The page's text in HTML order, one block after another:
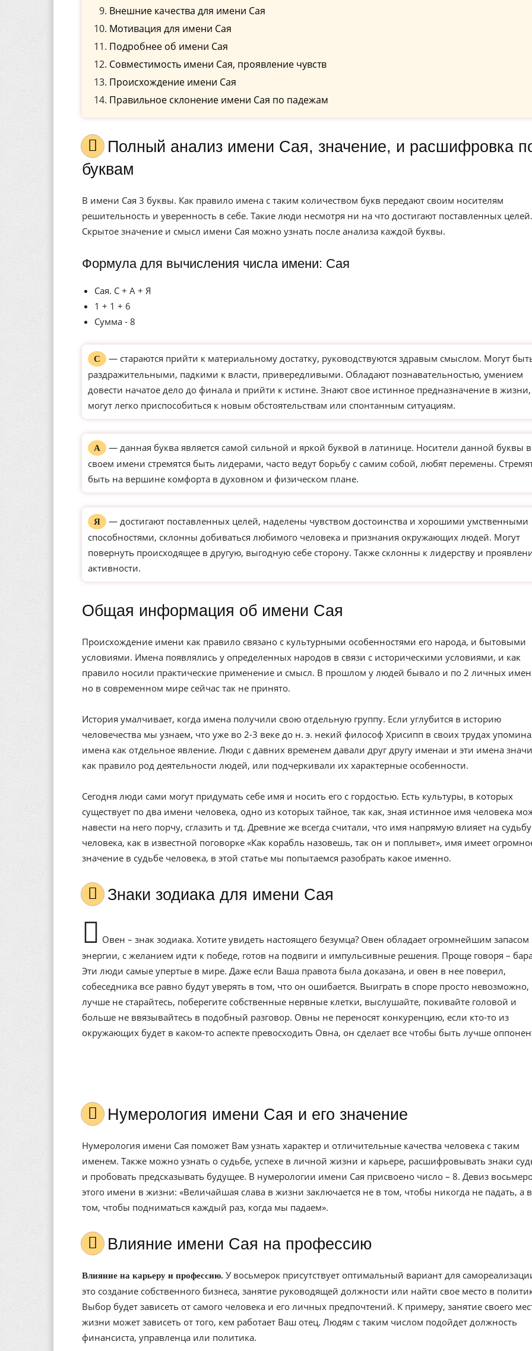
Внешние качества для имени Сая
Мотивация для имени Сая
Подробнее об имени Сая
Совместимость имени Сая, проявление чувств
Происхождение имени Сая
Правильное склонение имени Сая по падежам
Полный анализ имени Сая, значение, и расшифровка по
буквам
В имени Сая 3 буквы. Как правило имена с таким количеством букв передают своим носителям
решительность и уверенность в себе. Такие люди несмотря ни на что достигают поставленных целей.
Скрытое значение и смысл имени Сая можно узнать после анализа каждой буквы.
Формула для вычисления числа имени: Сая
Сая. С + А + Я
1 + 1 + 6
Сумма - 8
С
— стараются прийти к материальному достатку, руководствуются здравым смыслом. Могут
раздражительными, падкими к власти, привередливыми. Обладают познавательностью, умением
довести начатое дело до финала и прийти к истине. Знают свое истинное предназначение в жизни,
могут легко приспособиться к новым обстоятельствам или спонтанным ситуациям.
А
— данная буква является самой сильной и яркой буквой в латинице. Носители данной буквы в
своем имени стремятся быть лидерами, часто ведут борьбу с самим собой, любят перемены.
быть на вершине комфорта в духовном и физическом плане.
Я
— достигают поставленных целей, наделены чувством достоинства и хорошими умственными
способностями, склонны добиваться любимого человека и признания окружающих людей. Могут
повернуть происходящее в другую, выгодную себе сторону. Также склонны к лидерству и
активности.
Общая информация об имени Сая
Происхождение имени как правило связано с культурными особенностями его народа, и бытовыми
условиями. Имена появлялись у определенных народов в связи с историческими условиями, и как
правило носили практические применение и смысл. В прошлом у людей бывало и по 2 личных
но в современном мире сейчас так не принято.
История умалчивает, когда имена получили свою отдельную группу. Если углубится в историю
человечества мы узнаем, что уже во 2-3 веке до н. э. некий философ Хрисипп в своих трудах
имена как отдельное явление. Люди с давних временем давали друг другу именаи и эти имена
как правило род деятельности людей, или подчеркивали их характерные особенности.
Сегодня люди сами могут придумать себе имя и носить его с гордостью. Есть культуры, в которых
существует по два имени человека, одно из которых тайное, так как, зная истинное имя человека
навести на него порчу, сглазить и тд. Древние же всегда считали, что имя напрямую влияет на судьбу
человека, как в известной поговорке «Как корабль назовешь, так он и поплывет», имя имеет
значение в судьбе человека, в этой статье мы попытаемся разобрать какое именно.
Знаки зодиака для имени Сая
Овен – знак зодиака. Хотите увидеть настоящего безумца? Овен обладает огромнейшим запасом
энергии, с желанием идти к победе, готов на подвиги и импульсивные решения. Проще говоря –
Эти люди самые упертые в мире. Даже если Ваша правота была доказана, и овен в нее поверил,
собеседника все равно будут уверять в том, что он ошибается. Выиграть в споре просто невозможно,
лучше не старайтесь, поберегите собственные нервные клетки, выслушайте, покивайте головой и
больше не ввязывайтесь в подобный разговор. Овны не переносят конкуренцию, если кто-то из
окружающих будет в каком-то аспекте превосходить Овна, он сделает все чтобы быть лучше
Нумерология имени Сая и его значение
Нумерология имени Сая поможет Вам узнать характер и отличительные качества человека с таким
именем. Также можно узнать о судьбе, успехе в личной жизни и карьере, расшифровывать знаки
и пробовать предсказывать будущее. В нумерологии имени Сая присвоено число – 8. Девиз
этого имени в жизни: «Величайшая слава в жизни заключается не в том, чтобы никогда не падать, а в
том, чтобы подниматься каждый раз, когда мы падаем».
Влияние имени Сая на профессию
Влияние на карьеру и профессию. У восьмерок присутствует оптимальный вариант для
это создание собственного бизнеса, занятие руководящей должности или найти свое место в
Выбор будет зависеть от самого человека и его личных предпочтений. К примеру, занятие своего
жизни может зависеть от того, кем работает Ваш отец. Людям с таким числом подойдет должность
финансиста, управленца или политика.